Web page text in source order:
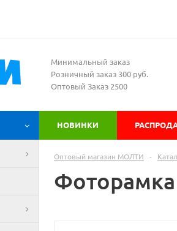
Минимальный заказ
Розничный заказ 300 руб.
Оптовый Заказ 2500
НОВИНКИ
Оптовый магазин МОЛТИ -
Фоторамка